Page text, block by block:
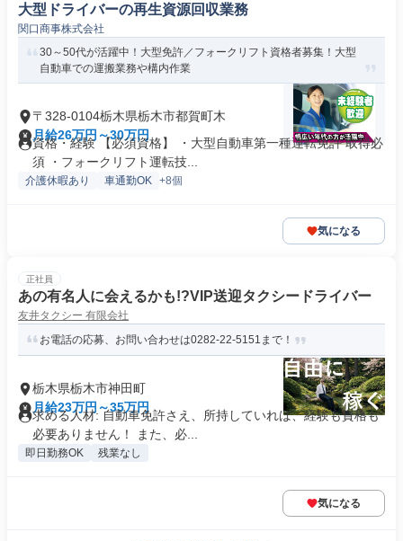
大型ドライバーの再生資源回収業務
関口商事株式会社
30～50代が活躍中！大型免許／フォークリフト資格者募集！大型
自動車での運搬業務や構内作業
〒328-0104栃木県栃木市都賀町木
月給26万円～30万円
資格・経験 【必須資格】 ・大型自動車第一種運転免許 取得必
須 ・フォークリフト運転技...
介護休暇あり 車通勤OK +8個
気になる
正社員
あの有名人に会えるかも!?VIP送迎タクシードライバー
友井タクシー 有限会社
お電話の応募、お問い合わせは0282-22-5151まで！
栃木県栃木市神田町
月給23万円～35万円
求める人材: 自動車免許さえ、所持していれば、経験も資格も
必要ありません！ また、必...
即日勤務OK 残業なし
気になる